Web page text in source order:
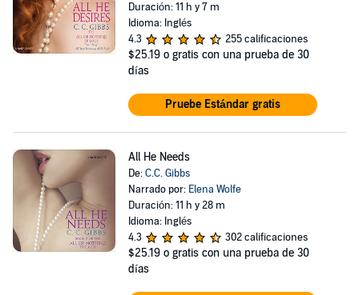
Duración: 11 h y 7 m
Idioma: Inglés
4.3
255 calificaciones
$25.19 o gratis con una prueba de 30
días
Pruebe Estándar gratis
All He Needs
De:C.C. Gibbs
Narrado por: Elena Wolfe
Duración: 11 h y 28 m
Idioma: Inglés
4.3
302 calificaciones
$25.19 o gratis con una prueba de 30
días